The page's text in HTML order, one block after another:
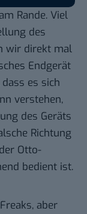
Rande. Viel
des
wir direkt mal
Endgerät
es sich
verstehen,
des Geräts
Richtung
Otto-
bedient ist.
aber